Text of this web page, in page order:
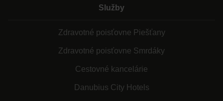
Služby
Zdravotné poisťovne Piešťany
Zdravotné poisťovne Smrdáky
Cestovné kancelárie
Danubius City Hotels